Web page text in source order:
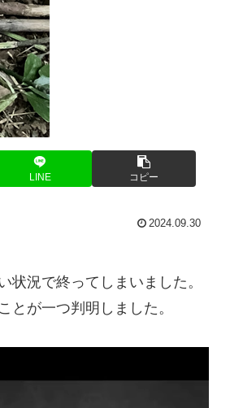
LINE コピー
2024.09.30
況で終ってしまいました。
とが一つ判明しました。